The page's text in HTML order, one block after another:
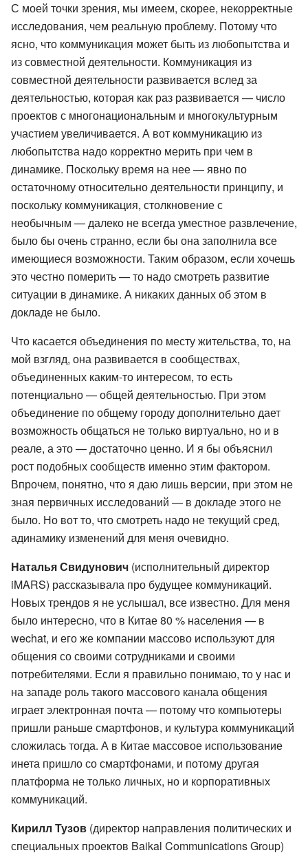
С моей точки зрения, мы имеем, скорее, некорректные
исследования, чем реальную проблему. Потому что
ясно, что коммуникация может быть из любопытства и
из совместной деятельности. Коммуникация из
совместной деятельности развивается вслед за
деятельностью, которая как раз развивается — число
проектов с многонациональным и многокультурным
участием увеличивается. А вот коммуникацию из
любопытства надо корректно мерить при чем в
динамике. Поскольку время на нее — явно по
остаточному относительно деятельности принципу, и
поскольку коммуникация, столкновение с
необычным — далеко не всегда уместное развлечение,
было бы очень странно, если бы она заполнила все
имеющиеся возможности. Таким образом, если хочешь
это честно померить — то надо смотреть развитие
ситуации в динамике. А никаких данных об этом в
докладе не было.
Что касается объединения по месту жительства, то, на
мой взгляд, она развивается в сообществах,
объединенных каким-то интересом, то есть
потенциально — общей деятельностью. При этом
объединение по общему городу дополнительно дает
возможность общаться не только виртуально, но и в
реале, а это — достаточно ценно. И я бы объяснил
рост подобных сообществ именно этим фактором.
Впрочем, понятно, что я даю лишь версии, при этом не
зная первичных исследований — в докладе этого не
было. Но вот то, что смотреть надо не текущий сред,
адинамику изменений для меня очевидно.
Наталья Свидунович (исполнительный директор
iMARS) рассказывала про будущее коммуникаций.
Новых трендов я не услышал, все известно. Для меня
было интересно, что в Китае 80 % населения — в
wechat, и его же компании массово используют для
общения со своими сотрудниками и своими
потребителями. Если я правильно понимаю, то у нас и
на западе роль такого массового канала общения
играет электронная почта — потому что компьютеры
пришли раньше смартфонов, и культура коммуникаций
сложилась тогда. А в Китае массовое использование
инета пришло со смартфонами, и потому другая
платформа не только личных, но и корпоративных
коммуникаций.
Кирилл Тузов (директор направления политических и
специальных проектов Baikal Communications Group)